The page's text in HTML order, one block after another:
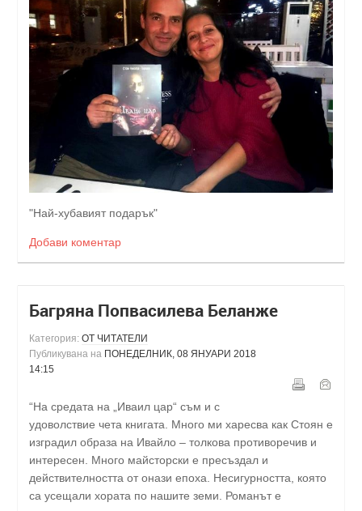
"Най-хубавият подарък"
Добави коментар
Багряна Попвасилева Беланже
Категория: ОТ ЧИТАТЕЛИ
Публикувана на ПОНЕДЕЛНИК, 08 ЯНУАРИ 2018
14:15
“На средата на „Иваил цар“ съм и с
удоволствие чета книгата. Много ми харесва как Стоян е
изградил образа на Ивайло – толкова противоречив и
интересен. Много майсторски е пресъздал и
действителността от онази епоха. Несигурността, която
са усещали хората по нашите земи.
Романът е